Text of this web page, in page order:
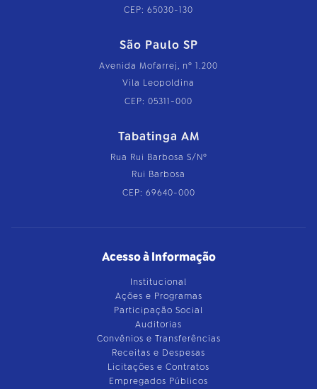
CEP: 65030-130
São Paulo SP
Avenida Mofarrej, nº 1.200
Vila Leopoldina
CEP: 05311-000
Tabatinga AM
Rua Rui Barbosa S/Nº
Rui Barbosa
CEP: 69640-000
Acesso à Informação
Institucional
Ações e Programas
Participação Social
Auditorias
Convênios e Transferências
Receitas e Despesas
Licitações e Contratos
Empregados Públicos